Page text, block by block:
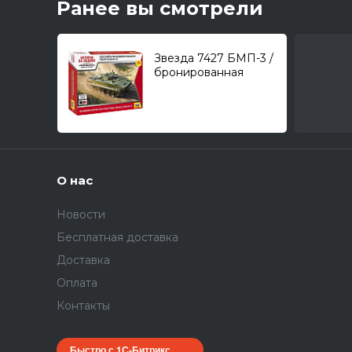
Ранее вы смотрели
Звезда 7427 БМП-3 /
бронированная
О нас
Новости
Бесплатная доставка
Доставка
Оплата
Контакты